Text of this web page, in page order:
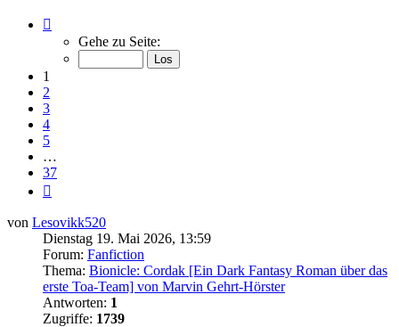
von
Gehe zu Seite:
1
2
3
4
5
…
37
von Lesovikk520
Dienstag 19. Mai 2026, 13:59
Forum: Fanfiction
Thema: Bionicle: Cordak [Ein Dark Fantasy Roman über das
erste Toa-Team] von Marvin Gehrt-Hörster
Antworten: 1
Zugriffe: 1739